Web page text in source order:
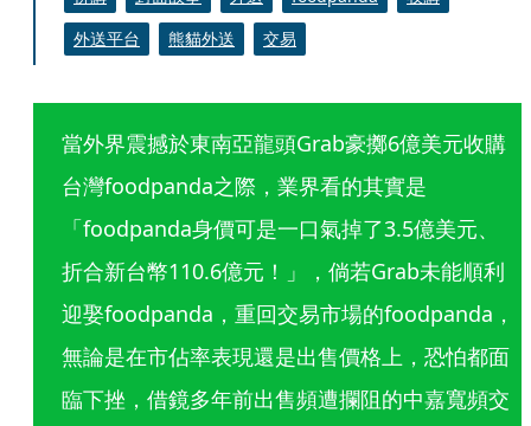
外送平台
熊貓外送 交易
當外界震撼於東南亞龍頭Grab豪擲6億美元收購
台灣foodpanda之際，業界看的其實是
「foodpanda身價可是一口氣掉了3.5億美元、
折合新台幣110.6億元！」，倘若Grab未能順利
迎娶foodpanda，重回交易市場的foodpanda，
無論是在市佔率表現還是出售價格上，恐怕都面
臨下挫，借鏡多年前出售頻遭攔阻的中嘉寬頻交